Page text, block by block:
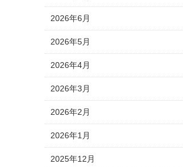
2026年6月
2026年5月
2026年4月
2026年3月
2026年2月
2026年1月
2025年12月